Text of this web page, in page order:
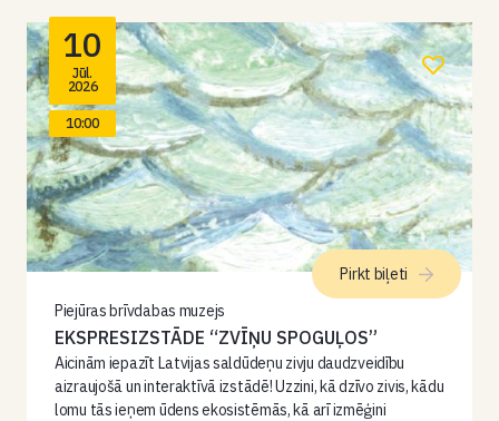
10
Jūl.
2026
10:00
Piejūras brīvdabas muzejs
EKSPRESIZSTĀDE “ZVĪŅU SPOGUĻOS”
Aicinām iepazīt Latvijas saldūdeņu zivju daudzveidību
aizraujošā un interaktīvā izstādē! Uzzini, kā dzīvo zivis, kādu
lomu tās ieņem ūdens ekosistēmās, kā arī izmēģini
Pirkt biļeti